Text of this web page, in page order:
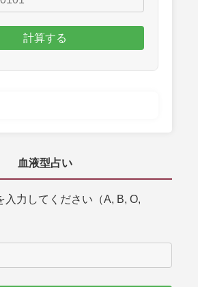
計算する
血液型占い
入力してください（A, B, O,